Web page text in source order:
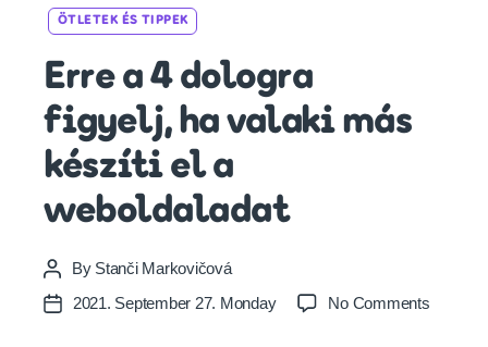
ÖTLETEK ÉS TIPPEK
Erre a 4 dologra
figyelj, ha valaki más
készíti el a
weboldaladat
Post
author
By Stanči Markovičová
Post2021. September 27. Monday No Commentson